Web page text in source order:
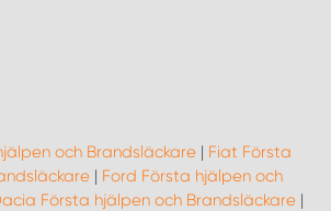
och Brandsläckare| Fiat Första
| Ford Första hjälpen och
Första hjälpen och Brandsläckare|